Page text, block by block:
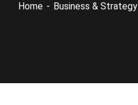
Home Business & Strategy